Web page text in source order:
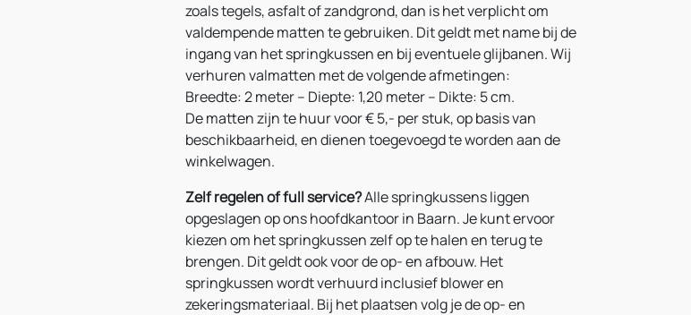
zoals tegels, asfalt of zandgrond, dan is het verplicht om
valdempende matten te gebruiken. Dit geldt met name bij de
ingang van het springkussen en bij eventuele glijbanen. Wij
verhuren valmatten met de volgende afmetingen:
Breedte: 2 meter – Diepte: 1,20 meter – Dikte: 5 cm.
De matten zijn te huur voor € 5,- per stuk, op basis van
beschikbaarheid, en dienen toegevoegd te worden aan de
winkelwagen.
Zelf regelen of full service?Alle springkussens liggen
opgeslagen op ons hoofdkantoor in Baarn. Je kunt ervoor
kiezen om het springkussen zelf op te halen en terug te
brengen. Dit geldt ook voor de op- en afbouw. Het
springkussen wordt verhuurd inclusief blower en
zekeringsmateriaal. Bij het plaatsen volg je de op- en